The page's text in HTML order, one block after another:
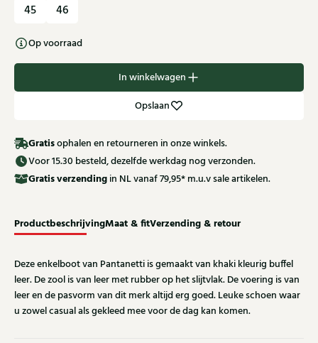
45
46
Op voorraad
In winkelwagen
Opslaan
Gratisophalen en retourneren in onze winkels.
Voor 15.30 besteld, dezelfde werkdag nog verzonden.
Gratisverzending in NL vanaf 79,95* m.u.v sale artikelen.
ProductbeschrijvingMaat & fitVerzending & retour
Deze enkelboot van Pantanetti is gemaakt van khaki kleurig buffel
leer. De zool is van leer met rubber op het slijtvlak. De voering is van
leer en de pasvorm van dit merk altijd erg goed. Leuke schoen waar
u zowel casual als gekleed mee voor de dag kan komen.